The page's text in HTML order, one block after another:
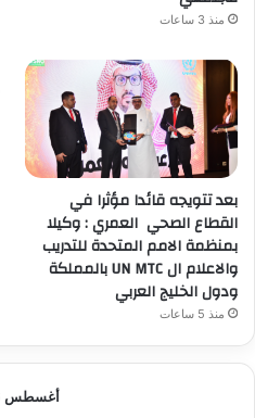
منذ 3 ساعات
بعد تتويجه قائدا مؤثرا في
القطاع الصحي العمري : وكيلا
بمنظمة الامم المتحدة للتدريب
والاعلام ال UN MTC بالمملكة
ودول الخليج العربي
منذ 5 ساعات
أغسطس 2026